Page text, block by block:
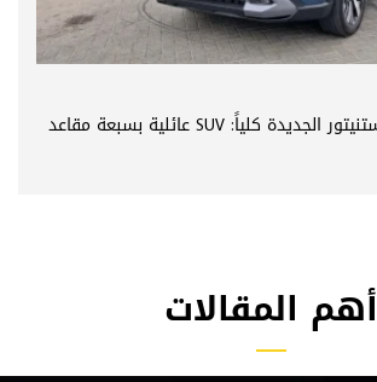
ميتسوبيشي دستنيتور الجديدة كلياً: SUV عائلية بسبعة مقاعد
أهم المقالات